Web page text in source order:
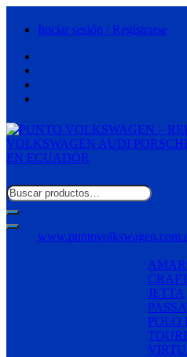
Iniciar sesión / Registrarse
JETTA
POLO